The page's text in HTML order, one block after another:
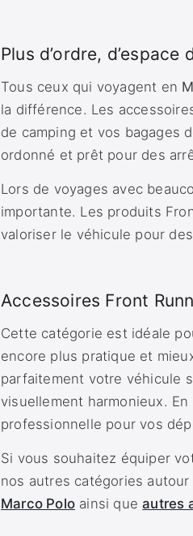
Plus d’ordre,
Tous ceux qui voyagent en
la différence. Les
de camping et vos bagages
ordonné et prêt pour des
Lors de voyages avec
importante. Les produits
valoriser le véhicule pour
Accessoires Front
Cette catégorie est idéale
encore plus pratique et
parfaitement votre véhicule
visuellement harmonieux.
professionnelle pour vos
Si vous souhaitez équiper
nos autres catégories autour
Marco Polo ainsi queautres